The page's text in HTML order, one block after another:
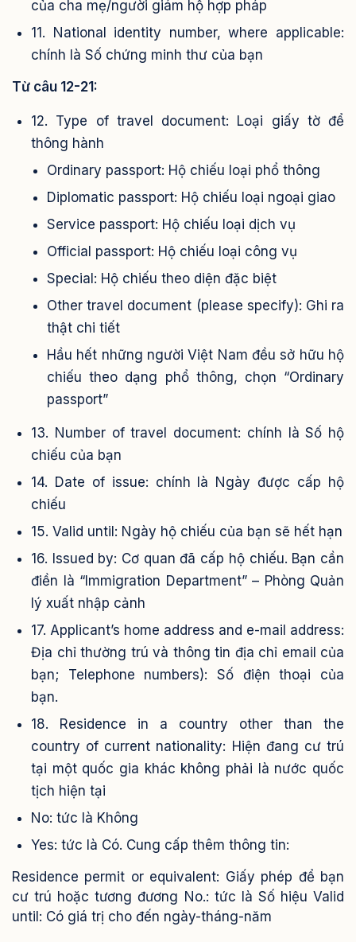
của cha mẹ/người giám hộ hợp pháp
11. National identity number, where applicable:
chính là Số chứng minh thư của bạn
Từ câu 12-21:
12. Type of travel document: Loại giấy tờ để
thông hành
Ordinary passport: Hộ chiếu loại phổ thông
Diplomatic passport: Hộ chiếu loại ngoại giao
Service passport: Hộ chiếu loại dịch vụ
Official passport: Hộ chiếu loại công vụ
Special: Hộ chiếu theo diện đặc biệt
Other travel document (please specify): Ghi ra
thật chi tiết
Hầu hết những người Việt Nam đều sở hữu hộ
chiếu theo dạng phổ thông, chọn “Ordinary
passport”
13. Number of travel document: chính là Số hộ
chiếu của bạn
14. Date of issue: chính là Ngày được cấp hộ
chiếu
15. Valid until: Ngày hộ chiếu của bạn sẽ hết hạn
16. Issued by: Cơ quan đã cấp hộ chiếu. Bạn cần
điền là “Immigration Department” – Phòng Quản
lý xuất nhập cảnh
17. Applicant’s home address and e-mail address:
Địa chỉ thường trú và thông tin địa chỉ email của
bạn; Telephone numbers): Số điện thoại của
bạn.
18. Residence in a country other than the
country of current nationality: Hiện đang cư trú
tại một quốc gia khác không phải là nước quốc
tịch hiện tại
No: tức là Không
Yes: tức là Có. Cung cấp thêm thông tin:
Residence permit or equivalent: Giấy phép để bạn
cư trú hoặc tương đương No.: tức là Số hiệu Valid
until: Có giá trị cho đến ngày-tháng-năm